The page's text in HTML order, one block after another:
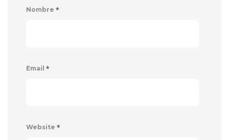
Nombre *
Email *
Website *